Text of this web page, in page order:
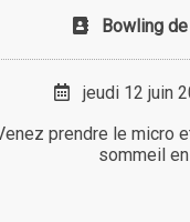
Bowling
jeudi 12 juin
prendre le micro
sommeil